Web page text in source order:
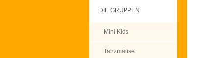
DIE GRUPPEN
Mini Kids
Tanzmäuse